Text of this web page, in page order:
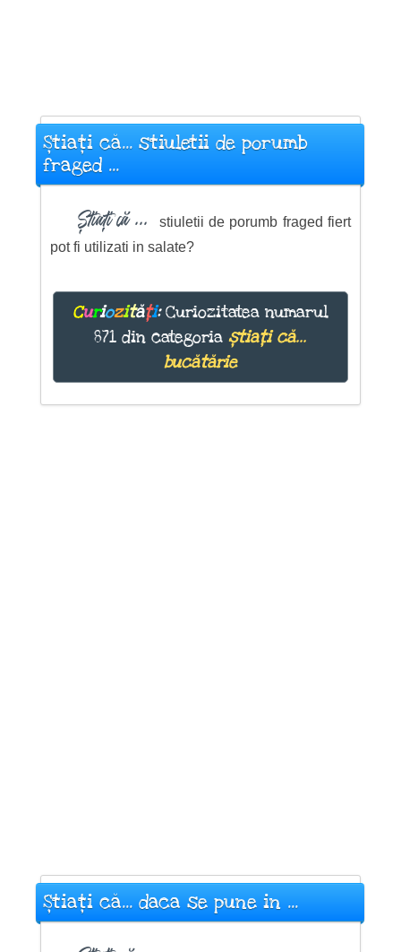
Știați că... stiuletii de porumb
fraged ...
Știați că ...
stiuletii de porumb fraged fiert
pot fi utilizati in salate?
Curiozități:Curiozitatea numarul
871 din categoriaștiați că...
bucătărie
Știați că... daca se pune in ...